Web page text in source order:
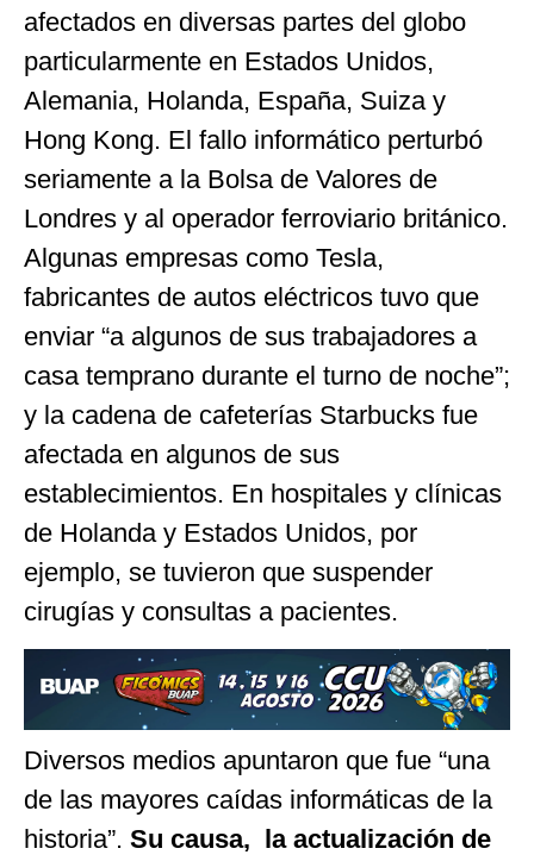
afectados en diversas partes del globo
particularmente en Estados Unidos,
Alemania, Holanda, España, Suiza y
Hong Kong. El fallo informático perturbó
seriamente a la Bolsa de Valores de
Londres y al operador ferroviario británico.
Algunas empresas como Tesla,
fabricantes de autos eléctricos tuvo que
enviar “a algunos de sus trabajadores a
casa temprano durante el turno de noche”;
y la cadena de cafeterías Starbucks fue
afectada en algunos de sus
establecimientos. En hospitales y clínicas
de Holanda y Estados Unidos, por
ejemplo, se tuvieron que suspender
cirugías y consultas a pacientes.
Diversos medios apuntaron que fue “una
de las mayores caídas informáticas de la
historia”. Su causa, la actualización de